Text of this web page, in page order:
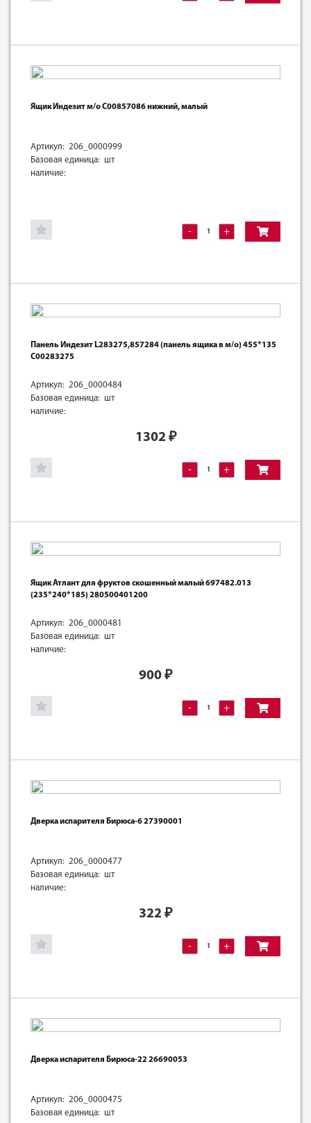
Ящик Индезит м/о C00857086 нижний, малый
Артикул: 206_0000999
Базовая единица: шт
наличие:
- +
Панель Индезит L283275,857284 (панель ящика в м/о) 455*135
C00283275
Артикул: 206_0000484
Базовая единица: шт
наличие:
1302 ₽
- +
Ящик Атлант для фруктов скошенный малый 697482.013
(235*240*185) 280500401200
Артикул: 206_0000481
Базовая единица: шт
наличие:
900 ₽
- +
Дверка испарителя Бирюса-6 27390001
Артикул: 206_0000477
Базовая единица: шт
наличие:
322 ₽
- +
Дверка испарителя Бирюса-22 26690053
Артикул: 206_0000475
Базовая единица: шт